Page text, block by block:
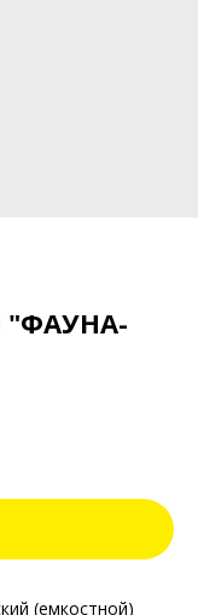
(емкостной)